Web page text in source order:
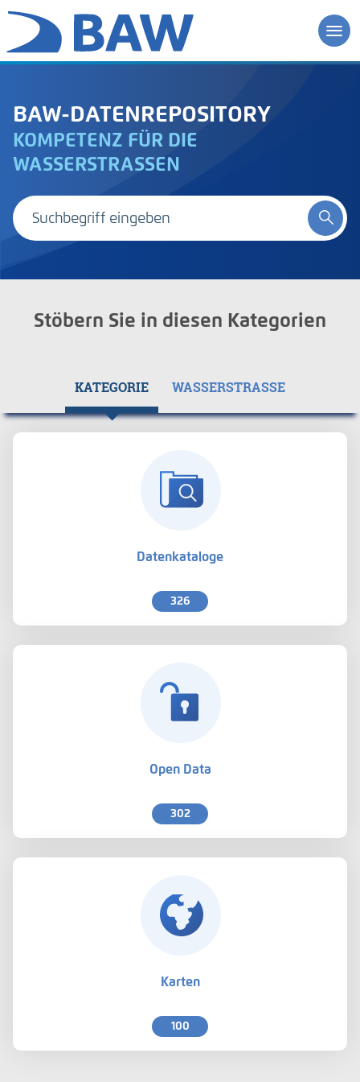
BAW-DATENREPOSITORY
KOMPETENZ FÜR DIE
WASSERSTRASSEN
Stöbern Sie in diesen Kategorien
KATEGORIE WASSERSTRASSE
Datenkataloge
326
Open Data
302
Karten
100